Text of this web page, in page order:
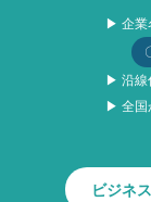
▶ 企業
▶ 沿線
▶ 全国
ビジネ